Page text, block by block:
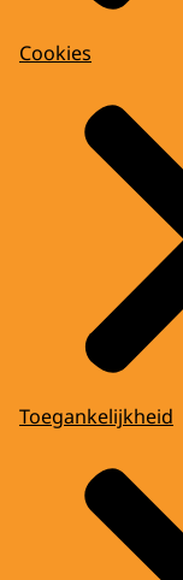
Cookies
Toegankelijkheid